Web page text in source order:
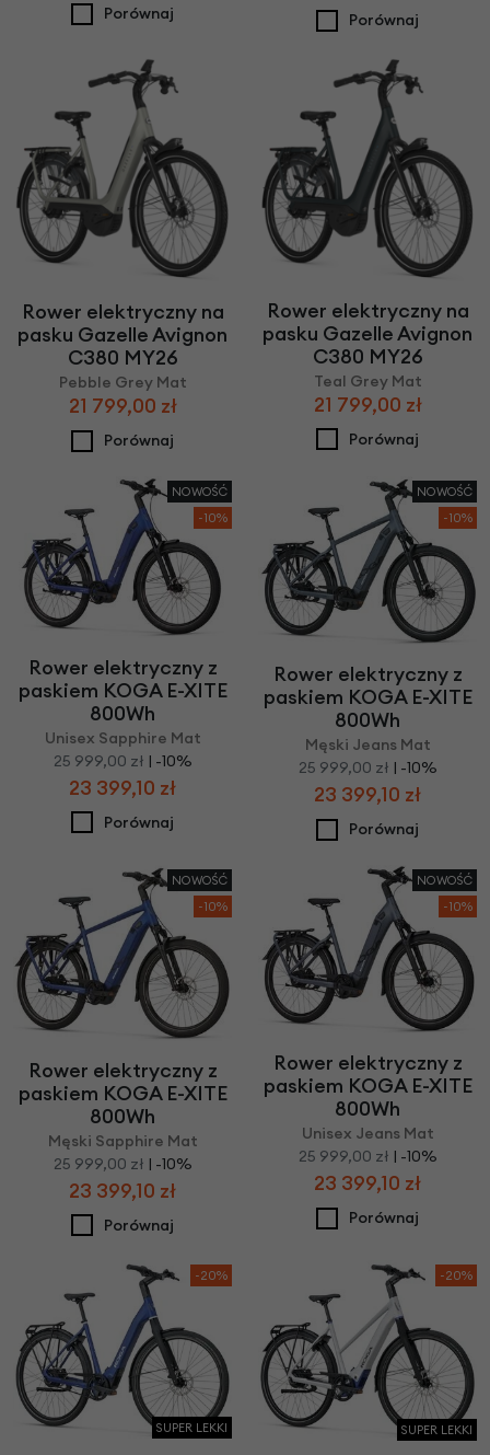
Porównaj Porównaj
Rower elektryczny na
pasku Gazelle Avignon
C380 MY26
Pebble Grey Mat
21 799,00 zł
Porównaj
Rower elektryczny na
pasku Gazelle Avignon
C380 MY26
Teal Grey Mat
21 799,00 zł
Porównaj
NOWOŚĆ
-10%
Rower elektryczny z
paskiem KOGA E-XITE
800Wh
Unisex Sapphire Mat
25 999,00 zł | -10%
23 399,10 zł
Porównaj
NOWOŚĆ
-10%
Rower elektryczny z
paskiem KOGA E-XITE
800Wh
Męski Jeans Mat
25 999,00 zł | -10%
23 399,10 zł
Porównaj
NOWOŚĆ
-10%
Rower elektryczny z
paskiem KOGA E-XITE
800Wh
Męski Sapphire Mat
25 999,00 zł | -10%
23 399,10 zł
Porównaj
NOWOŚĆ
-10%
Rower elektryczny z
paskiem KOGA E-XITE
800Wh
Unisex Jeans Mat
25 999,00 zł | -10%
23 399,10 zł
Porównaj
-20%
SUPER LEKKI
-20%
SUPER LEKKI